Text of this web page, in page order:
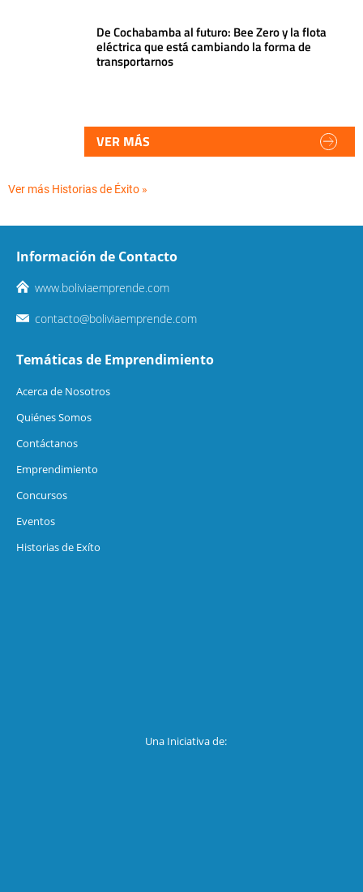
De Cochabamba al futuro: Bee Zero y la flota
eléctrica que está cambiando la forma de
transportarnos
VER MÁS
Ver más Historias de Éxito »
Información de Contacto
www.boliviaemprende.com
contacto@boliviaemprende.com
Temáticas de Emprendimiento
Acerca de Nosotros
Quiénes Somos
Contáctanos
Emprendimiento
Concursos
Eventos
Historias de Exíto
Una Iniciativa de: